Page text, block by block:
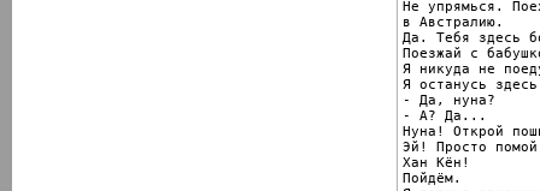
Не упрямься.
в Австралию.
Да. Тебя здесь
Поезжай с
Я никуда не
Я останусь
- Да, нуна?
- А? Да...
Нуна! Открой
Эй! Просто
Хан Кён!
Пойдём.